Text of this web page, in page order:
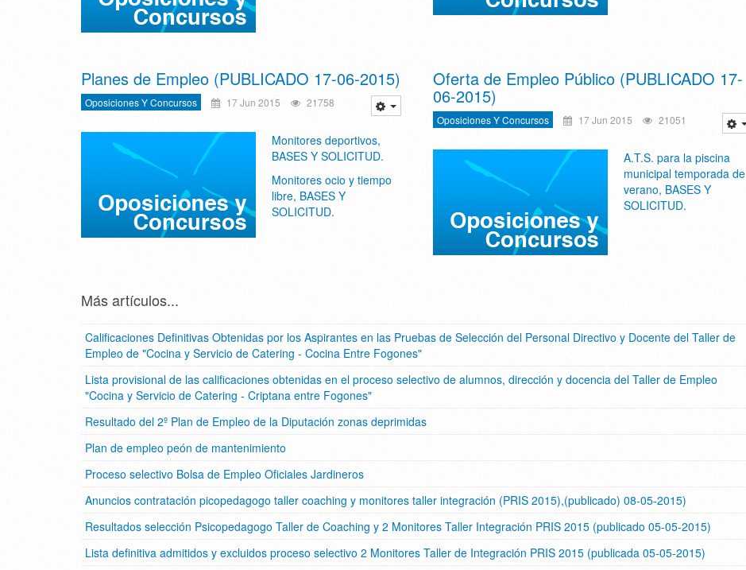
Planes de Empleo (PUBLICADO 17-06-2015)
Oposiciones Y Concursos 17 Jun 2015 21758
Monitores deportivos,
BASES Y SOLICITUD.
Monitores ocio y tiempo
libre, BASES Y
SOLICITUD.
Oferta de Empleo Público (PUBLICADO 17-
06-2015)
Oposiciones Y Concursos 17 Jun 2015 21051
A.T.S. para la piscina
municipal temporada de
verano, BASES Y
SOLICITUD.
Más artículos...
Calificaciones Definitivas Obtenidas por los Aspirantes en las Pruebas de Selección del Personal Directivo y Docente del Taller de
Empleo de "Cocina y Servicio de Catering - Cocina Entre Fogones"
Lista provisional de las calificaciones obtenidas en el proceso selectivo de alumnos, dirección y docencia del Taller de Empleo
"Cocina y Servicio de Catering - Criptana entre Fogones"
Resultado del 2º Plan de Empleo de la Diputación zonas deprimidas
Plan de empleo peón de mantenimiento
Proceso selectivo Bolsa de Empleo Oficiales Jardineros
Anuncios contratación picopedagogo taller coaching y monitores taller integración (PRIS 2015),(publicado) 08-05-2015)
Resultados selección Psicopedagogo Taller de Coaching y 2 Monitores Taller Integración PRIS 2015 (publicado 05-05-2015)
Lista definitiva admitidos y excluidos proceso selectivo 2 Monitores Taller de Integración PRIS 2015 (publicada 05-05-2015)